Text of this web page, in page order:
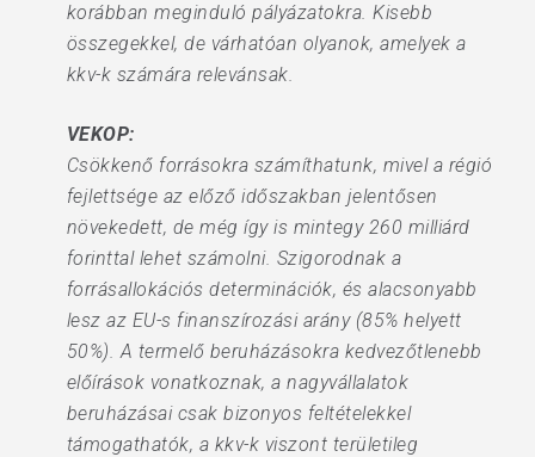
korábban meginduló pályázatokra. Kisebb
összegekkel, de várhatóan olyanok, amelyek a
kkv-k számára relevánsak.
VEKOP:
Csökkenő forrásokra számíthatunk, mivel a régió
fejlettsége az előző időszakban jelentősen
növekedett, de még így is mintegy 260 milliárd
forinttal lehet számolni. Szigorodnak a
forrásallokációs determinációk, és alacsonyabb
lesz az EU-s finanszírozási arány (85% helyett
50%). A termelő beruházásokra kedvezőtlenebb
előírások vonatkoznak, a nagyvállalatok
beruházásai csak bizonyos feltételekkel
támogathatók, a kkv-k viszont területileg